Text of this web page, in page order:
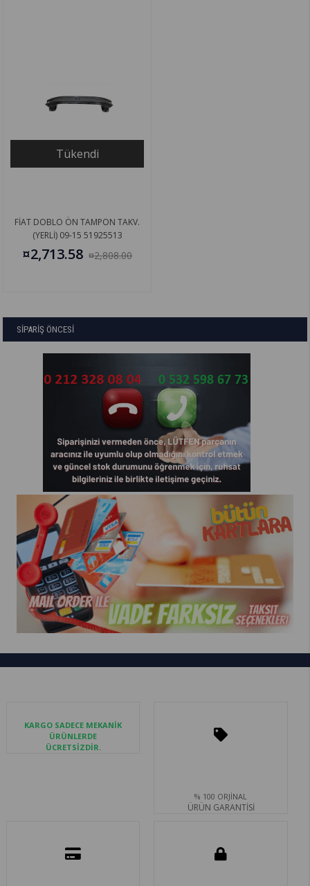
Tükendi
FİAT DOBLO ÖN TAMPON TAKV.
(YERLİ) 09-15 51925513
¤2,713.58 ¤2,808.00
SİPARİŞ ÖNCESİ
KARGO SADECE MEKANİK
ÜRÜNLERDE
ÜCRETSİZDİR.
% 100 ORJİNAL
ÜRÜN GARANTİSİ